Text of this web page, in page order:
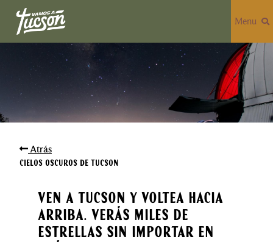
Menu
Atrás
Cielos Oscuros de Tucson
Ven a Tucson y voltea hacia
arriba. Verás miles de
estrellas sin importar en